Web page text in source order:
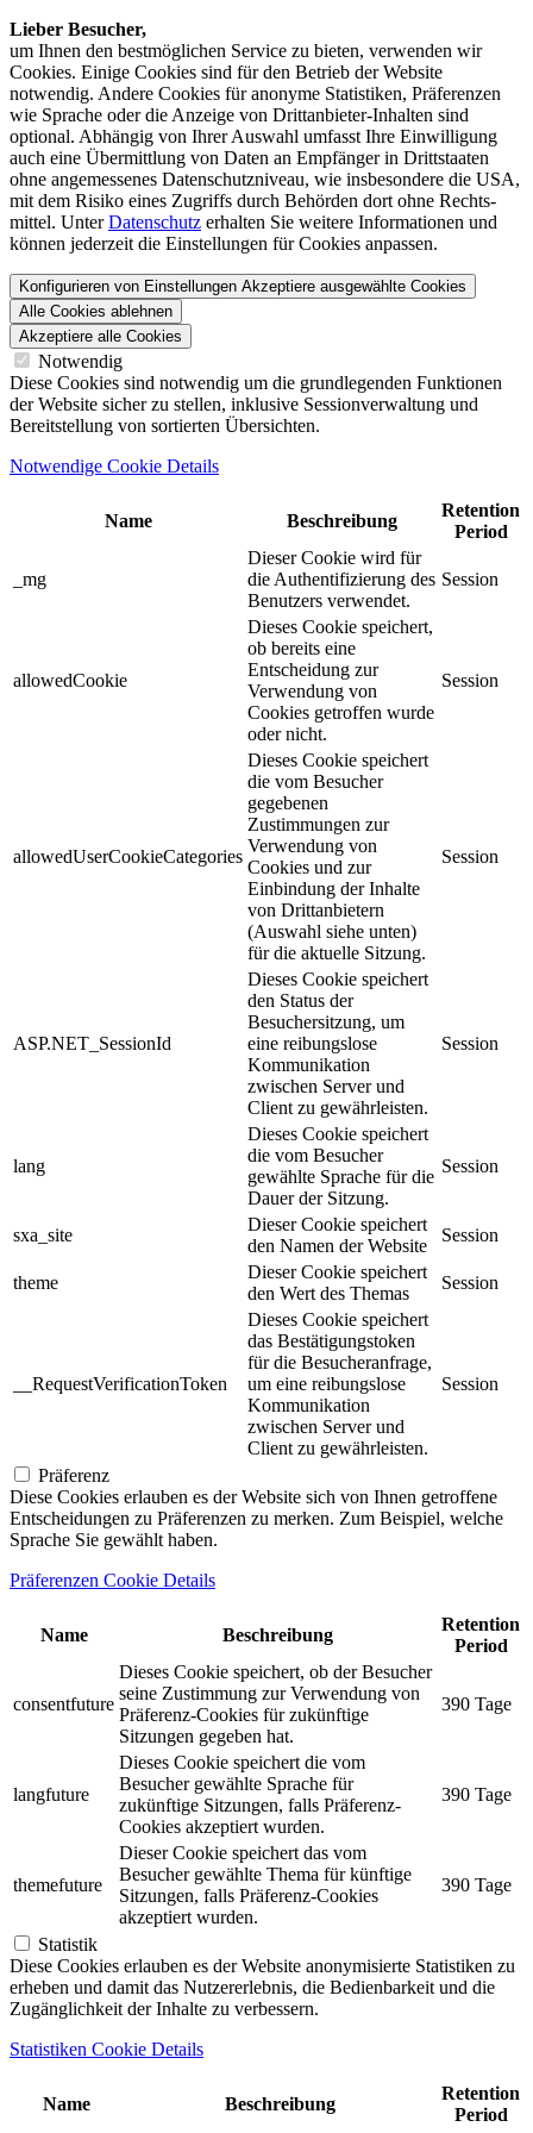
Lieber Besucher,
um Ihnen den best­möglichen Service zu bieten, verwenden wir
Cookies. Einige Cookies sind für den Betrieb der Website
notwendig. Andere Cookies für anonyme Statistiken, Präferenzen
wie Sprache oder die Anzeige von Dritt­anbieter-Inhalten sind
optional. Abhängig von Ihrer Auswahl umfasst Ihre Einwilligung
auch eine Übermittlung von Daten an Empfänger in Drittstaaten
ohne angemessenes Daten­schutz­niveau, wie insbesondere die USA,
mit dem Risiko eines Zugriffs durch Behörden dort ohne Rechts­
mittel. UnterDatenschutz erhalten Sie weitere Informationen und
können jederzeit die Einstellungen für Cookies anpassen.
Konfigurieren von Einstellungen Akzeptiere ausgewählte Cookies
Alle Cookies ablehnen
Akzeptiere alle Cookies
Notwendig
Diese Cookies sind notwendig um die grundlegenden Funktionen
der Website sicher zu stellen, inklusive Sessionverwaltung und
Bereitstellung von sortierten Übersichten.
Notwendige Cookie Details
Name Beschreibung
Retention
Period
_mg
Dieser Cookie wird für
die Authentifizierung des
Benutzers verwendet.
Session
allowedCookie
Dieses Cookie speichert,
ob bereits eine
Entscheidung zur
Verwendung von
Cookies getroffen wurde
oder nicht.
Session
allowedUserCookieCategories
Dieses Cookie speichert
die vom Besucher
gegebenen
Zustimmungen zur
Verwendung von
Cookies und zur
Einbindung der Inhalte
von Drittanbietern
(Auswahl siehe unten)
für die aktuelle Sitzung.
Session
ASP.NET_SessionId
Dieses Cookie speichert
den Status der
Besuchersitzung, um
eine reibungslose
Kommunikation
zwischen Server und
Client zu gewährleisten.
Session
lang
Dieses Cookie speichert
die vom Besucher
gewählte Sprache für die
Dauer der Sitzung.
Session
sxa_site
Dieser Cookie speichert
den Namen der Website
Session
theme
Dieser Cookie speichert
den Wert des Themas
Session
__RequestVerificationToken
Dieses Cookie speichert
das Bestätigungstoken
für die Besucheranfrage,
um eine reibungslose
Kommunikation
zwischen Server und
Client zu gewährleisten.
Session
Präferenz
Diese Cookies erlauben es der Website sich von Ihnen getroffene
Entscheidungen zu Präferenzen zu merken. Zum Beispiel, welche
Sprache Sie gewählt haben.
Präferenzen Cookie Details
Name Beschreibung
Retention
Period
consentfuture
Dieses Cookie speichert, ob der Besucher
seine Zustimmung zur Verwendung von
Präferenz-Cookies für zukünftige
Sitzungen gegeben hat.
390 Tage
langfuture
Dieses Cookie speichert die vom
Besucher gewählte Sprache für
zukünftige Sitzungen, falls Präferenz-
Cookies akzeptiert wurden.
390 Tage
themefuture
Dieser Cookie speichert das vom
Besucher gewählte Thema für künftige
Sitzungen, falls Präferenz-Cookies
akzeptiert wurden.
390 Tage
Statistik
Diese Cookies erlauben es der Website anonymisierte Statistiken zu
erheben und damit das Nutzererlebnis, die Bedienbarkeit und die
Zugänglichkeit der Inhalte zu verbessern.
Statistiken Cookie Details
Name Beschreibung
Retention
Period